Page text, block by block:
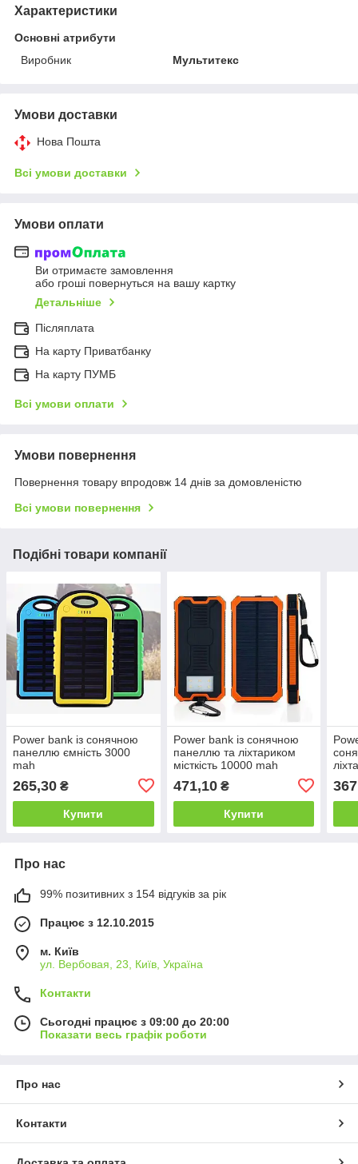
Характеристики
Основні атрибути
Виробник
Мультитекс
Умови доставки
Нова Пошта
Всі умови доставки
Умови оплати
Ви отримаєте замовлення
або гроші повернуться на вашу картку
Детальніше
Післяплата
На карту Приватбанку
На карту ПУМБ
Всі умови оплати
Умови повернення
Повернення товару впродовж 14 днів за домовленістю
Всі умови повернення
Подібні товари компанії
Power bank із сонячною
панеллю ємність 3000
mah
265,30 ₴
Купити
Power bank із сонячною
панеллю та ліхтариком
місткість 10000 mah
471,10₴
Купити
Про нас
99% позитивних з 154 відгуків за рік
Працює з 12.10.2015
м. Київ
ул. Вербовая, 23, Київ, Україна
Контакти
Сьогодні працює з 09:00 до 20:00
Показати весь графік роботи
Про нас
Контакти